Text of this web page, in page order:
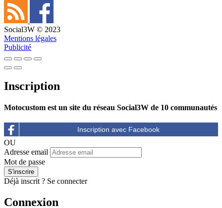
Social3W © 2023
Mentions légales
Publicité
Inscription
Motocustom est un site du réseau Social3W de 10 communautés
OU
Adresse email
Mot de passe
Déjà inscrit ? Se connecter
Connexion